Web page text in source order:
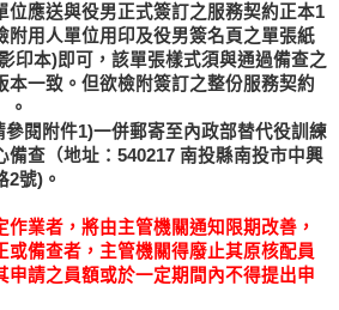
位應送與役男正式簽訂之服務契約正本1
附用人單位用印及役男簽名頁之單張紙
印本)即可，該單張樣式須與通過備查之
本一致。但欲檢附簽訂之整份服務契約
。
參閱附件1)一併郵寄至內政部替代役訓練
備查（地址：540217 南投縣南投市中興
2號)。
業者，將由主管機關通知限期改善，
或備查者，主管機關得廢止其原核配員
申請之員額或於一定期間內不得提出申